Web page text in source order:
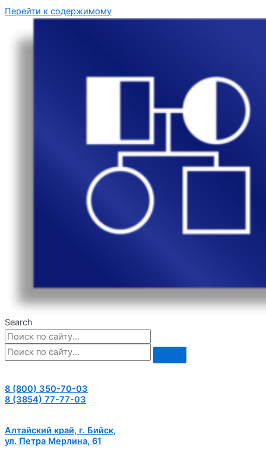
Перейти к содержимому
Search
8 (800) 350-70-03
8 (3854) 77-77-03
Алтайский край, г. Бийск,
ул. Петра Мерлина, 61